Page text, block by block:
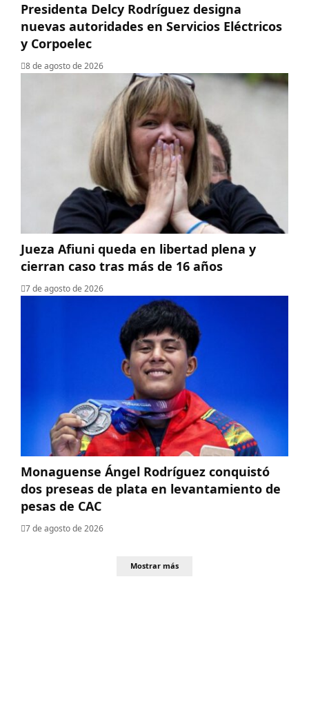
Presidenta Delcy Rodríguez designa
nuevas autoridades en Servicios Eléctricos
y Corpoelec
8 de agosto de 2026
Jueza Afiuni queda en libertad plena y
cierran caso tras más de 16 años
7 de agosto de 2026
Monaguense Ángel Rodríguez conquistó
dos preseas de plata en levantamiento de
pesas de CAC
7 de agosto de 2026
Mostrar más